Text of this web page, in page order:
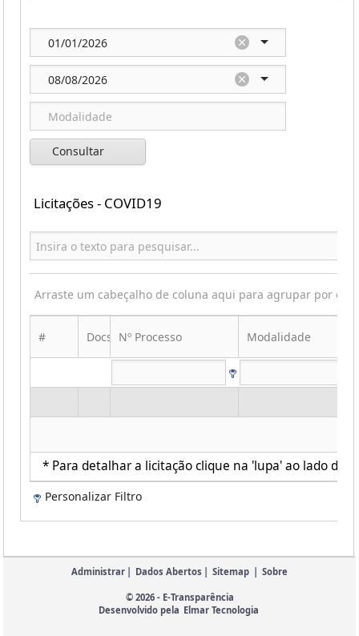
Consultar
Licitações - COVID19
Arraste um cabeçalho de coluna aqui para agrupar por
* Para detalhar a licitação clique na 'lupa' ao lado de
# Docs Nº Processo Modalidade
Personalizar Filtro
Administrar Dados Abertos Sitemap Sobre
© 2026 - E-Transparência
Desenvolvido pela Elmar Tecnologia